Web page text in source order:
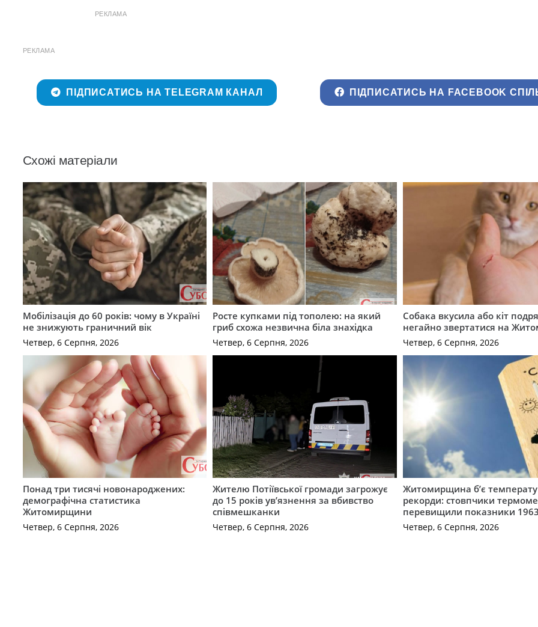
РЕКЛАМА
РЕКЛАМА
ПІДПИСАТИСЬ НА TELEGRAM КАНАЛ ПІДПИСАТИСЬ НА FACEBOOK
Схожі матеріали
Мобілізація до 60 років: чому в Україні
не знижують граничний вік
Четвер, 6 Серпня, 2026
Росте купками під тополею: на який
гриб схожа незвична біла знахідка
Четвер, 6 Серпня, 2026
Собака вкусила або кіт
негайно звертатися на
Четвер, 6 Серпня, 2026
Понад три тисячі новонароджених:
демографічна статистика
Житомирщини
Четвер, 6 Серпня, 2026
Жителю Потіївської громади загрожує
до 15 років ув’язнення за вбивство
співмешканки
Четвер, 6 Серпня, 2026
Житомирщина б’є
рекорди: стовпчики
перевищили показники
Четвер, 6 Серпня, 2026